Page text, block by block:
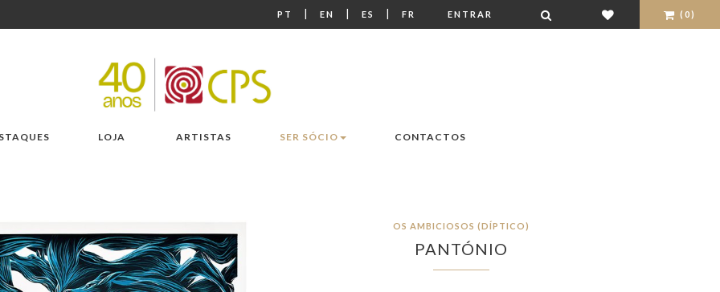
PT | EN | ES | FR ENTRAR (0)
LOJA ARTISTAS SER SÓCIO CONTACTOS
OS AMBICIOSOS (DÍPTICO)
PANTÓNIO